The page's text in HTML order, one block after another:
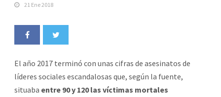
21 Ene 2018
El año 2017 terminó con unas cifras de asesinatos de
líderes sociales escandalosas que, según la fuente,
situaba entre 90 y 120 las víctimas mortales